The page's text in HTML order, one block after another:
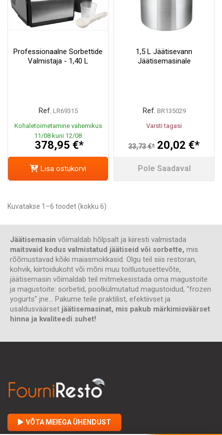
Professionaalne Sorbettide
Valmistaja - 1,40 L
Ref. LR69315
Kohaletoimetamine vahemikus
11/08 kuni 12/08
378,95 €*
Lisa ostukorvi
1,5 L Jäätisevann
Jäätisemasinale
Ref. BR135029
Varsti tagasi
33,73 €* 20,02 €*
Pole Saadaval
Kuvatakse 1–6 toodet (kokku 6)
Jäätisemasin võimaldab hõlpsalt ja kiiresti valmistada
maitsvaid kodus valmistatud jäätiseid või sorbette, mis
rõõmustavad kõiki maiasmokkasid. Olgu teil siis restoran,
kohvik, kiirtoidukoht või mõni muu toitlustusettevõte,
jäätisemasin võimaldab teil mitmekesistada oma magustoite
ja magustoite: sorbetid, poolkülmutatud magustoidud, "frozen
yogurts" jne... Pakume teile praktilist, efektiivset ja
usaldusväärset jäätisemasinat, mis pakub märkimisväärset
hinna ja kvaliteedi suhet!
VÕTA MEIEGA ÜHENDUST